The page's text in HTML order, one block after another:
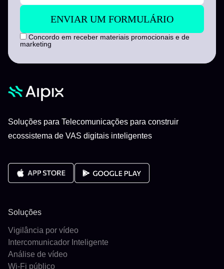
Concordo em receber materiais promocionais e de
marketing
Soluções para Telecomunicações para construir
ecossistema de VAS digitais inteligentes
Soluções
Vigilância por vídeo
Intercomunicador Inteligente
Análise de vídeo
Wi-Fi público